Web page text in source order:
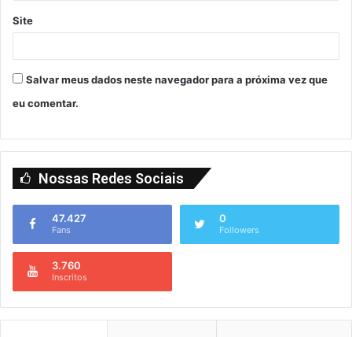
Site
Salvar meus dados neste navegador para a próxima vez que
eu comentar.
Nossas Redes Sociais
47.427
Fans
0
Followers
3.760
Inscritos